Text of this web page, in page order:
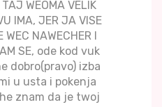
WEOMA VELIK
IMA, JER JA VISE
NAWECHER I
SE, ode kod vuk
dobro(pravo) izba
u usta i pokenja
znam da je twoj